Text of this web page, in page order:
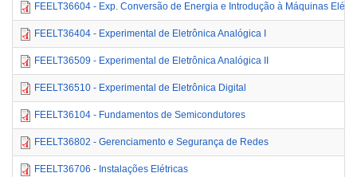
FEELT36604 - Exp. Conversão de Energia e Introdução à Máquinas
FEELT36404 - Experimental de Eletrônica Analógica I
FEELT36509 - Experimental de Eletrônica Analógica II
FEELT36510 - Experimental de Eletrônica Digital
FEELT36104 - Fundamentos de Semicondutores
FEELT36802 - Gerenciamento e Segurança de Redes
FEELT36706 - Instalações Elétricas